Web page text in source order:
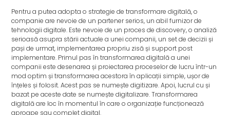
Pentru a putea adopta o strategie de transformare digitală, o
companie are nevoie de un partener serios, un abil furnizor de
tehnologii digitale. Este nevoie de un proces de discovery, o analiză
serioasă asupra stării actuale a unei companii, un set de decizii și
pași de urmat, implementarea propriu zisă și support post
implementare. Primul pas în transformarea digitală a unei
companii este desenarea și proiectarea proceselor de lucru într-un
mod optim și transformarea acestora în aplicații simple, ușor de
înțeles și folosit. Acest pas se numește digitizare. Apoi, lucrul cu și
bazat pe aceste date se numește digitalizare. Transformarea
digitală are loc în momentul în care o organizație funcționează
aproape sau complet digital.